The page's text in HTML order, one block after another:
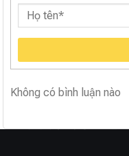
Không có bình luận nào